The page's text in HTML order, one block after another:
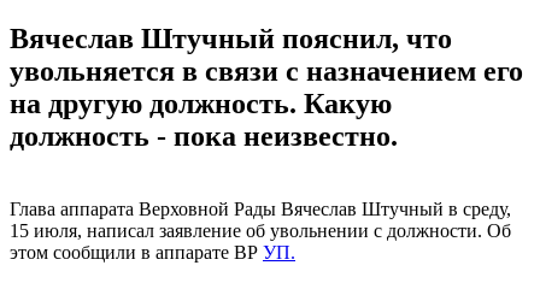
Вячеслав Штучный пояснил, что
увольняется в связи с назначением его
на другую должность. Какую
должность - пока неизвестно.
Глава аппарата Верховной Рады Вячеслав Штучный в среду,
15 июля, написал заявление об увольнении с должности. Об
этом сообщили в аппарате ВР УП.